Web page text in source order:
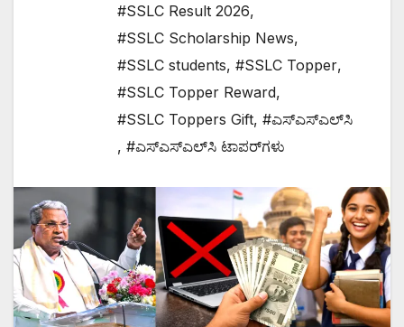
#SSLC Result 2026,
#SSLC Scholarship News,
#SSLC students, #SSLC Topper,
#SSLC Topper Reward,
#SSLC Toppers Gift, #ಎಸ್‌ಎಸ್‌ಎಲ್‌ಸಿ
, #ಎಸ್‌ಎಸ್‌ಎಲ್‌ಸಿ ಟಾಪರ್‌ಗಳು